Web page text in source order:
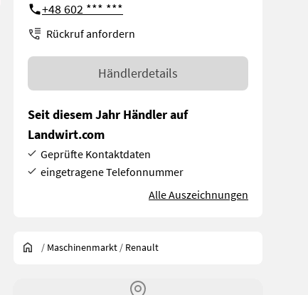
+48 602 *** ***
Rückruf anfordern
Händlerdetails
Seit diesem Jahr Händler auf
Landwirt.com
Geprüfte Kontaktdaten
eingetragene Telefonnummer
Alle Auszeichnungen
/ Maschinenmarkt / Renault